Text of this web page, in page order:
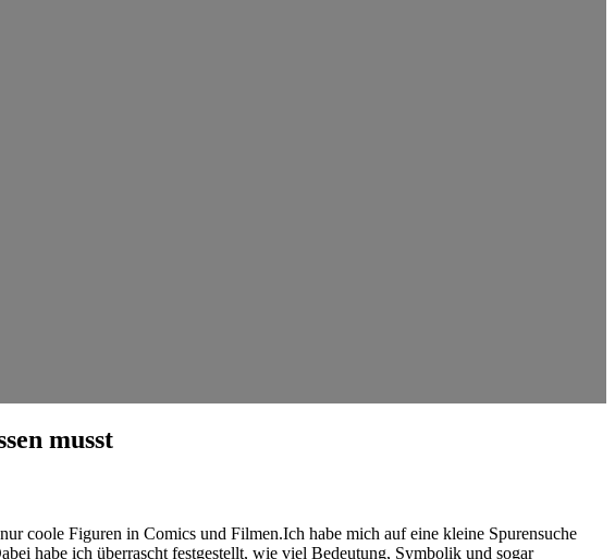
musst
⁢coole Figuren in⁤ Comics ⁤und Filmen.Ich habe⁢ mich auf eine kleine Spurensuche
habe ich überrascht festgestellt, wie viel Bedeutung,⁢ Symbolik ​und sogar